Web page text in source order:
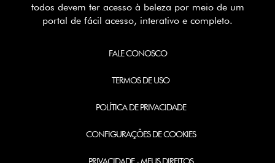
todos devem ter acesso à beleza por meio de um
portal de fácil acesso, interativo e completo.
FALE CONOSCO
TERMOS DE USO
POLÍTICA DE PRIVACIDADE
CONFIGURAÇÕES DE COOKIES
PRIVACIDADE - MEUS DIREITOS